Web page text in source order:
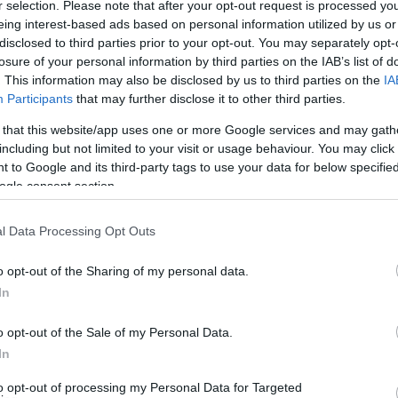
selection. Please note that after your opt-out request is processed
interest-based ads based on personal information utilized by us
to third parties prior to your opt-out. You may separately
of your personal information by third parties on the IAB’s list of
This information may also be disclosed by us to third parties on the
Participants that may further disclose it to other third parties.
that this website/app uses one or more Google services and may
but not limited to your visit or usage behaviour. You may
to Google and its third-party tags to use your data for below
consent section.
Data Processing Opt Outs
opt-out of the Sharing of my personal data.
opt-out of the Sale of my Personal Data.
opt-out of processing my Personal Data for Targeted
19. Φωτογραφία αρχείου.
μετά από ειδοποίηση του Κέντρου Υγείας. Το
και Ραφήνας απάντησαν αρνητικά στη
ενισχυόμενα).Σύμφωνα με πληροφορίες πρόκειται
ανεμβολίαστος.